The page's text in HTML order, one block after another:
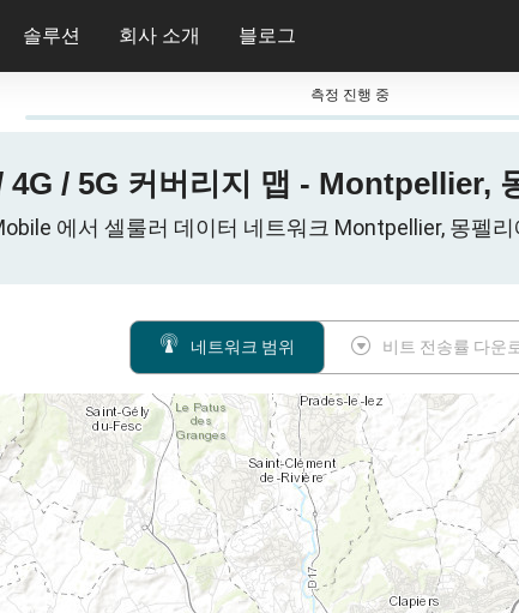
솔루션 회사 소개 블로그
측정 진행 중
/ 5G 커버리지 맵 - Montpellier,
에서 셀룰러 데이터 네트워크 Montpellier, 몽펠
네트워크 범위 비트 전송률 다운